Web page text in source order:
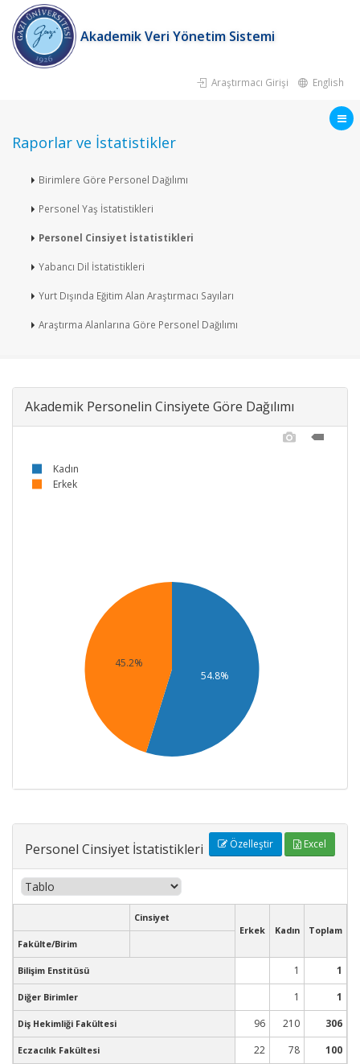
Akademik Veri Yönetim Sistemi
Araştırmacı Girişi English
Raporlar ve İstatistikler
Birimlere Göre Personel Dağılımı
Personel Yaş İstatistikleri
Personel Cinsiyet İstatistikleri
Yabancı Dil İstatistikleri
Yurt Dışında Eğitim Alan Araştırmacı Sayıları
Araştırma Alanlarına Göre Personel Dağılımı
Akademik Personelin Cinsiyete Göre Dağılımı
54.8%
45.2%
Kadın
Erkek
Personel Cinsiyet İstatistikleri Özelleştir Excel
Cinsiyet
Erkek
Kadın
Toplam
Fakülte/Birim
Bilişim Enstitüsü 1 1
Diğer Birimler 1 1
Diş Hekimliği Fakültesi 96 210 306
Eczacılık Fakültesi 22 78 100